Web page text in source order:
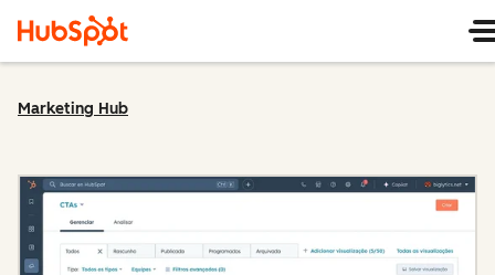
Marketing Hub